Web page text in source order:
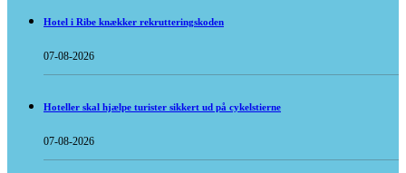
Hotel i Ribe knækker rekrutteringskoden
07-08-2026
Hoteller skal hjælpe turister sikkert ud på cykelstierne
07-08-2026